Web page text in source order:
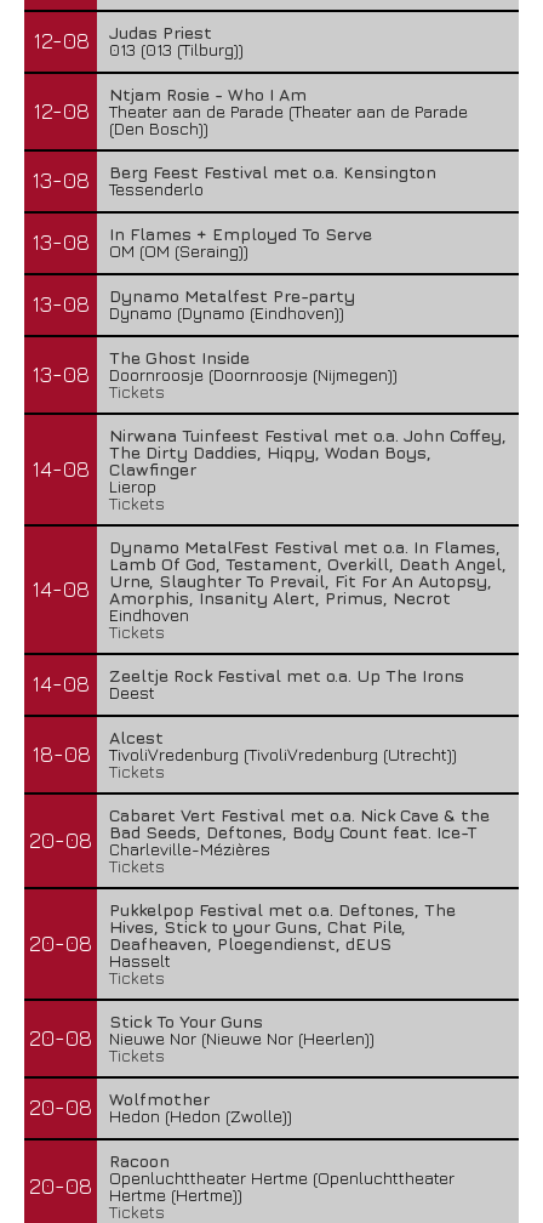
12-08
Judas Priest
013 (013 (Tilburg))
12-08
Ntjam Rosie - Who I Am
Theater aan de Parade (Theater aan de Parade
(Den Bosch))
13-08
Berg Feest Festival met o.a. Kensington
Tessenderlo
13-08
In Flames + Employed To Serve
OM (OM (Seraing))
13-08
Dynamo Metalfest Pre-party
Dynamo (Dynamo (Eindhoven))
13-08
The Ghost Inside
Doornroosje (Doornroosje (Nijmegen))
Tickets
14-08
Nirwana Tuinfeest Festival met o.a. John Coffey,
The Dirty Daddies, Hiqpy, Wodan Boys,
Clawfinger
Lierop
Tickets
14-08
Dynamo MetalFest Festival met o.a. In Flames,
Lamb Of God, Testament, Overkill, Death Angel,
Urne, Slaughter To Prevail, Fit For An Autopsy,
Amorphis, Insanity Alert, Primus, Necrot
Eindhoven
Tickets
14-08
Zeeltje Rock Festival met o.a. Up The Irons
Deest
18-08
Alcest
TivoliVredenburg (TivoliVredenburg (Utrecht))
Tickets
20-08
Cabaret Vert Festival met o.a. Nick Cave & the
Bad Seeds, Deftones, Body Count feat. Ice-T
Charleville-Mézières
Tickets
20-08
Pukkelpop Festival met o.a. Deftones, The
Hives, Stick to your Guns, Chat Pile,
Deafheaven, Ploegendienst, dEUS
Hasselt
Tickets
20-08
Stick To Your Guns
Nieuwe Nor (Nieuwe Nor (Heerlen))
Tickets
20-08
Wolfmother
Hedon (Hedon (Zwolle))
20-08
Racoon
Openluchttheater Hertme (Openluchttheater
Hertme (Hertme))
Tickets